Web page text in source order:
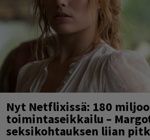
Nyt Netflixissä: 180
toimintaseikkailu –
seksikohtauksen liian